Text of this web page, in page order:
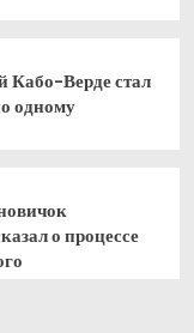
Кабо-Верде стал
одному
о процессе